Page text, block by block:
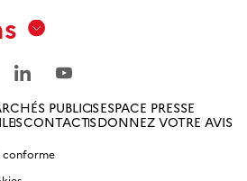
PUBLICSESPACE PRESSE
CONTACTSDONNEZ VOTRE AVIS
conforme